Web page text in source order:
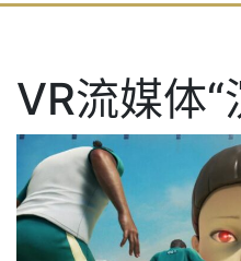
VR流媒体“